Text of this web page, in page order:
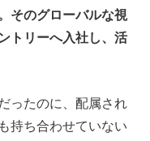
そのグローバルな視
トリーへ入社し、活
ったのに、配属され
持ち合わせていない